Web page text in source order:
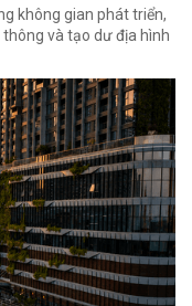
không gian phát triển,
và tạo dư địa hình